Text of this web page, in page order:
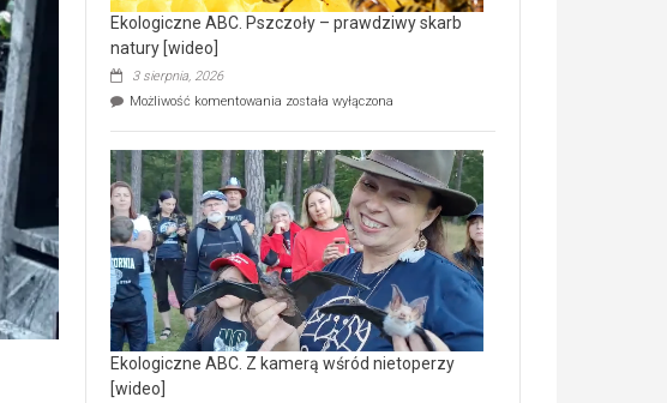
ścieków
[wideo]
Ekologiczne ABC. Pszczoły – prawdziwy skarb
natury [wideo]
3 sierpnia, 2026
Możliwość komentowania Ekologiczne
–
prawdziwy
skarb
natury
[wideo]
została wyłączona
Ekologiczne ABC. Z kamerą wśród nietoperzy
[wideo]